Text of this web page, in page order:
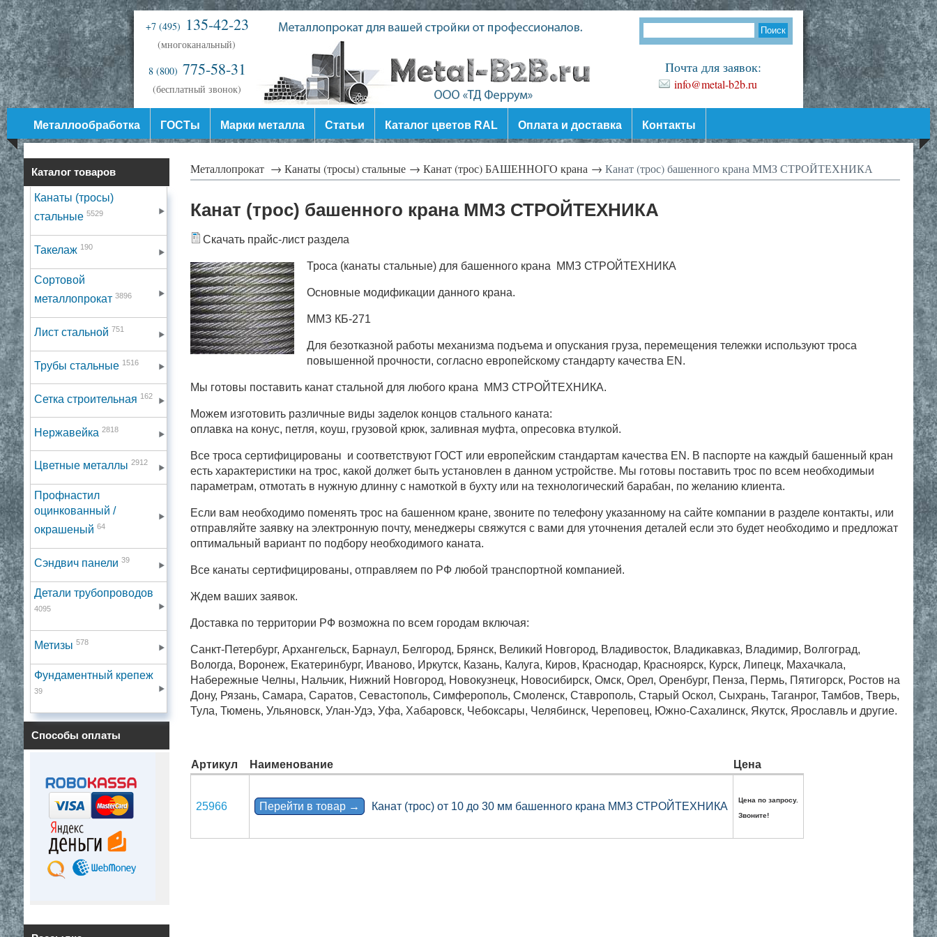
Почта для заявок:
info@metal-b2b.ru
+7 (495) 135-42-23
(многоканальный)
8 (800) 775-58-31
(бесплатный звонок)
Металлообработка ГОСТы Марки металла Статьи Каталог цветов RAL Оплата и доставка Контакты
Каталог товаров
Канаты (тросы)
стальные 5529
Такелаж 190
Сортовой
металлопрокат 3896
Лист стальной 751
Трубы стальные 1516
Сетка строительная 162
Нержавейка 2818
Цветные металлы 2912
Профнастил
оцинкованный /
окрашеный 64
Сэндвич панели 39
Детали трубопроводов
4095
Метизы 578
Фундаментный крепеж
39
Способы оплаты
Металлопрокат → Канаты (тросы) стальные → Канат (трос) БАШЕННОГО крана → Канат (трос) башенного крана ММЗ СТРОЙТЕХНИКА
Канат (трос) башенного крана ММЗ СТРОЙТЕХНИКА
Скачать прайс-лист раздела
Троса (канаты стальные) для башенного крана ММЗ СТРОЙТЕХНИКА
Основные модификации данного крана.
ММЗ КБ-271
Для безотказной работы механизма подъема и опускания груза, перемещения тележки используют троса
повышенной прочности, согласно европейскому стандарту качества EN.
Мы готовы поставить канат стальной для любого крана ММЗ СТРОЙТЕХНИКА.
Можем изготовить различные виды заделок концов стального каната:
оплавка на конус, петля, коуш, грузовой крюк, заливная муфта, опресовка втулкой.
Все троса сертифицированы и соответствуют ГОСТ или европейским стандартам качества EN. В паспорте на каждый башенный кран
есть характеристики на трос, какой должет быть установлен в данном устройстве. Мы готовы поставить трос по всем необходимыи
параметрам, отмотать в нужную длинну с намоткой в бухту или на технологический барабан, по желанию клиента.
Если вам необходимо поменять трос на башенном кране, звоните по телефону указанному на сайте компании в разделе контакты, или
отправляйте заявку на электронную почту, менеджеры свяжутся с вами для уточнения деталей если это будет необходимо и предложат
оптимальный вариант по подбору необходимого каната.
Все канаты сертифицированы, отправляем по РФ любой транспортной компанией.
Ждем ваших заявок.
Доставка по территории РФ возможна по всем городам включая:
Санкт-Петербург, Архангельск, Барнаул, Белгород, Брянск, Великий Новгород, Владивосток, Владикавказ, Владимир, Волгоград,
Вологда, Воронеж, Екатеринбург, Иваново, Иркутск, Казань, Калуга, Киров, Краснодар, Красноярск, Курск, Липецк, Махачкала,
Набережные Челны, Нальчик, Нижний Новгород, Новокузнецк, Новосибирск, Омск, Орел, Оренбург, Пенза, Пермь, Пятигорск, Ростов на
Дону, Рязань, Самара, Саратов, Севастополь, Симферополь, Смоленск, Ставрополь, Старый Оскол, Сыхрань, Таганрог, Тамбов, Тверь,
Тула, Тюмень, Ульяновск, Улан-Удэ, Уфа, Хабаровск, Чебоксары, Челябинск, Череповец, Южно-Сахалинск, Якутск, Ярославль и другие.
Артикул Наименование Цена
25966 Перейти в товар → Канат (трос) от 10 до 30 мм башенного крана ММЗ СТРОЙТЕХНИКА
Цена по запросу.
Звоните!